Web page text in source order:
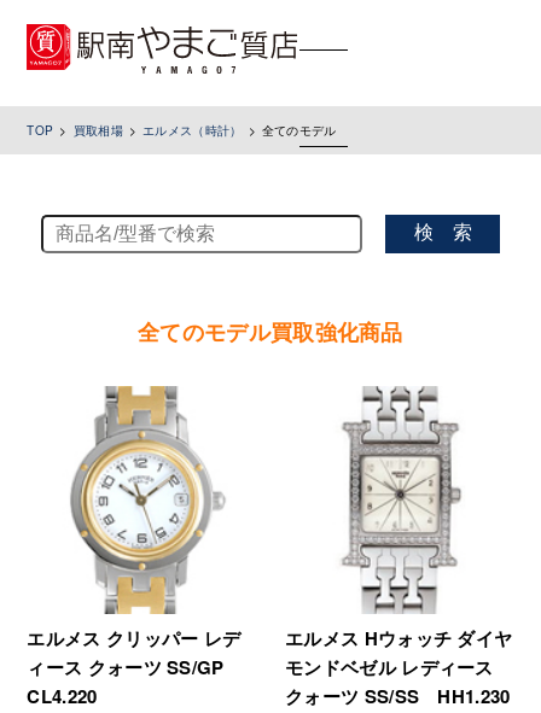
toggle
TOP 買取相場 エルメス（時計） 全てのモデル
検 索
全てのモデル買取強化商品
エルメス クリッパー レデ
ィース クォーツ SS/GP
CL4.220
エルメス Hウォッチ ダイヤ
モンドベゼル レディース
クォーツ SS/SS HH1.230